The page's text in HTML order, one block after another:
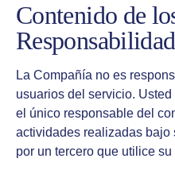
Contenido de
Responsabilidad
La Compañía no es
usuarios del servicio.
el único responsable del
actividades realizadas bajo
por un tercero que utilice su